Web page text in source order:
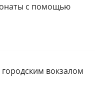
с помощью
вокзалом